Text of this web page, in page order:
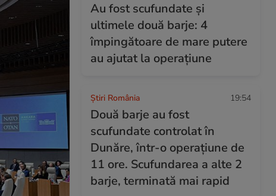
Au fost scufundate și
ultimele două barje: 4
împingătoare de mare putere
au ajutat la operațiune
Știri România 19:54
Două barje au fost
scufundate controlat în
Dunăre, într-o operațiune de
11 ore. Scufundarea a alte 2
barje, terminată mai rapid